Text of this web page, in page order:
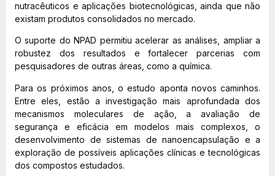
nutracêuticos e aplicações biotecnológicas, ainda que não
existam produtos consolidados no mercado.
O suporte do NPAD permitiu acelerar as análises, ampliar a
robustez dos resultados e fortalecer parcerias com
pesquisadores de outras áreas, como a química.
Para os próximos anos, o estudo aponta novos caminhos.
Entre eles, estão a investigação mais aprofundada dos
mecanismos moleculares de ação, a avaliação de
segurança e eficácia em modelos mais complexos, o
desenvolvimento de sistemas de nanoencapsulação e a
exploração de possíveis aplicações clínicas e tecnológicas
dos compostos estudados.